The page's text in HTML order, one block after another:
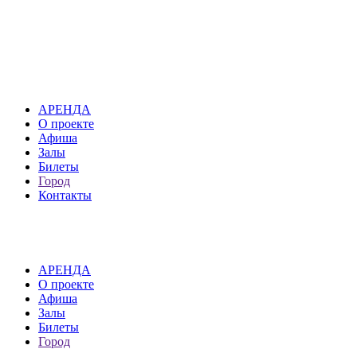
АРЕНДА
О проекте
Афиша
Залы
Билеты
Город
Контакты
АРЕНДА
О проекте
Афиша
Залы
Билеты
Город